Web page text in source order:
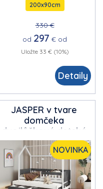
200x90cm
330 €
od 297 € od
Uložte 33 € (10%)
Detaily
NOVINKA
JASPER v tvare
domčeka
dvojlôžková detská
posteľ s výsuvným
lôžkom s úložným
priestorom na
posteľnú bielizeň